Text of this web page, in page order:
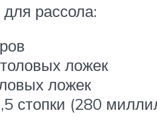
рассола:
ложек
ложек
стопки (280